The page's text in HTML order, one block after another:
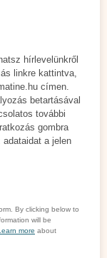
hírlevelünkről
linkre kattintva,
címen.
betartásával
további
gombra
a jelen
By clicking below to
will be
more about